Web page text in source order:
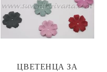
ЦВЕТЕНЦА ЗА